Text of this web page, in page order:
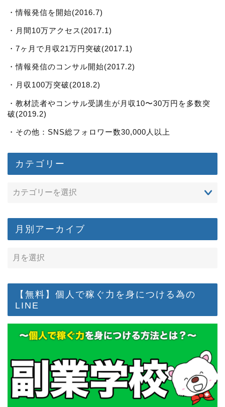
・情報発信を開始(2016.7)
・月間10万アクセス(2017.1)
・7ヶ月で月収21万円突破(2017.1)
・情報発信のコンサル開始(2017.2)
・月収100万突破(2018.2)
・教材読者やコンサル受講生が月収10〜30万円を多数突
破(2019.2)
・その他：SNS総フォロワー数30,000人以上
カテゴリー
月別アーカイブ
【無料】個人で稼ぐ力を身につける為の
LINE